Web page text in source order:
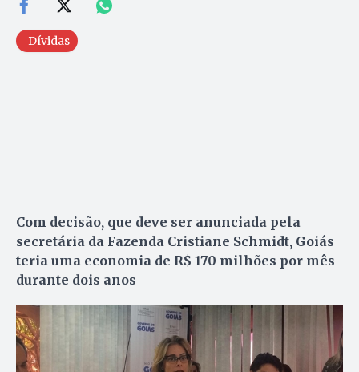
Dívidas
Com decisão, que deve ser anunciada pela
secretária da Fazenda Cristiane Schmidt, Goiás
teria uma economia de R$ 170 milhões por mês
durante dois anos